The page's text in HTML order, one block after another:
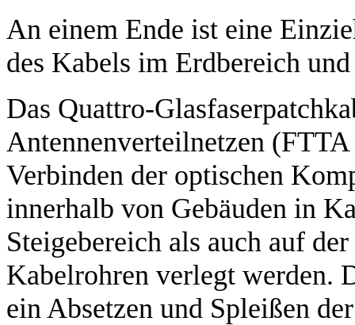
An einem Ende ist eine
des Kabels im Erdbereich
Das Quattro-
Antennenverteilnetzen
Verbinden der optischen
innerhalb von Gebäuden in
Steigebereich als auch auf
Kabelrohren verlegt werden.
ein Absetzen und Spleißen